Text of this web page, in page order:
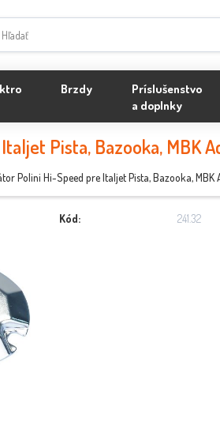
Brzdy
Príslušenstvo
a doplnky
Pista, Bazooka, MBK
Polini Hi-Speed pre Italjet Pista, Bazooka, MBK
Kód: 241.32